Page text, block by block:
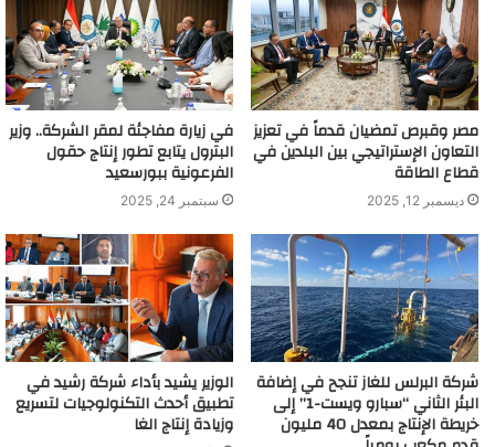
مصر وقبرص تمضيان قدماً في تعزيز
التعاون الإستراتيجي بين البلدين في
قطاع الطاقة
ديسمبر 12, 2025
في زيارة مفاجئة لمقر الشركة.. وزير
البترول يتابع تطور إنتاج حقول
الفرعونية ببورسعيد
سبتمبر 24, 2025
شركة البرلس للغاز تنجح في إضافة
البئر الثاني “سبارو ويست-1” إلى
خريطة الإنتاج بمعدل 40 مليون
الوزير يشيد بأداء شركة رشيد في
تطبيق أحدث التكنولوجيات لتسريع
وزيادة إنتاج الغا